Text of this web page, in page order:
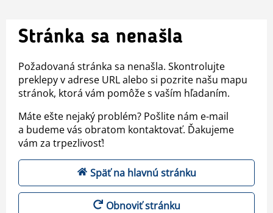
Stránka sa nenašla
Požadovaná stránka sa nenašla. Skontrolujte
preklepy v adrese URL alebo si pozrite našu mapu
stránok, ktorá vám pomôže s vaším hľadaním.
Máte ešte nejaký problém? Pošlite nám e-mail
a budeme vás obratom kontaktovať. Ďakujeme
vám za trpezlivosť!
Späť na hlavnú stránku
Obnoviť stránku